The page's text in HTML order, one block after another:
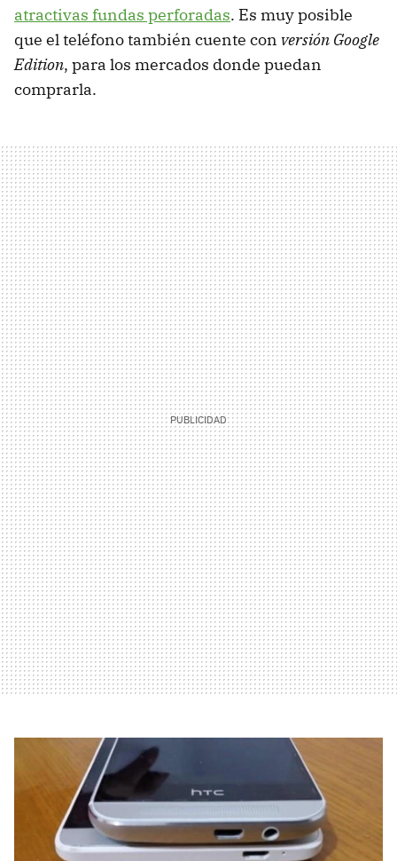
atractivas fundas perforadas. Es muy posible
que el teléfono también cuente con versión Google
Edition, para los mercados donde puedan
comprarla.